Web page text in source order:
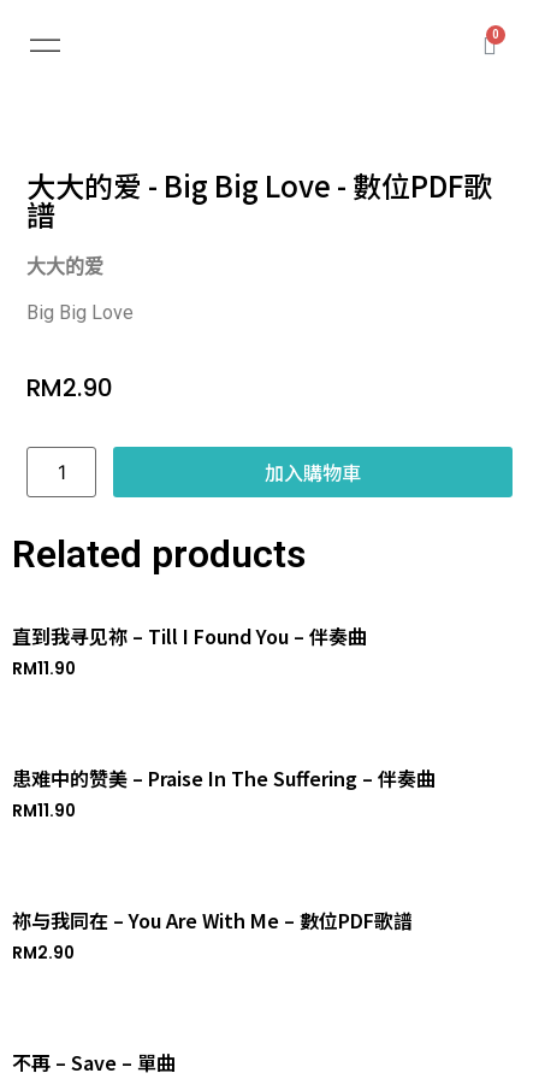
大大的爱 - Big Big Love - 數位PDF歌
譜
大大的爱
Big Big Love
RM2.90
加入購物車
Related products
直到我寻见祢 – Till I Found You – 伴奏曲
RM11.90
患难中的赞美 – Praise In The Suffering – 伴奏曲
RM11.90
祢与我同在 – You Are With Me – 數位PDF歌譜
RM2.90
不再 – Save – 單曲